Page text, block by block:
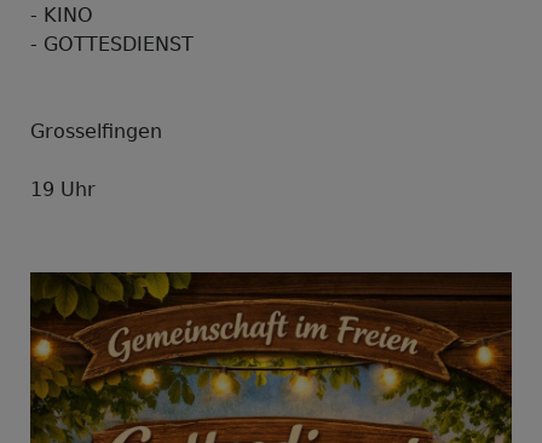
- KINO
- GOTTESDIENST
Grosselfingen
19 Uhr